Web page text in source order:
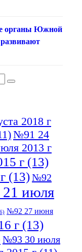
органы Южной
2018 г
№91 24
2013 г
г (13)
(13)№92
июля
№92 27 июня
г (13)
№93 30 июля